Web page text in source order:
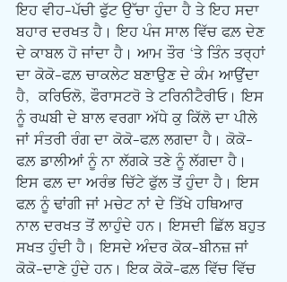
ਇਹ ਵੀਹ-ਪੱਚੀ ਫੁੱਟ ਉੱਚਾ ਹੁੰਦਾ ਹੈ ਤੇ ਇਹ ਸਦਾ
ਬਹਾਰ ਦਰਖਤ ਹੈ। ਇਹ ਪੰਜ ਸਾਲ ਵਿੱਚ ਫਲ਼ ਦੇਣ
ਦੇ ਕਾਬਲ ਹੋ ਜਾਂਦਾ ਹੈ। ਆਮ ਤੌਰ ‘ਤੇ ਤਿੰਨ ਤਰ੍ਹਾਂ
ਦਾ ਕੋਕੋ-ਫਲ਼ ਚਾਕਲੇਟ ਬਣਾਉਣ ਦੇ ਕੰਮ ਆਉਂਦਾ
ਹੈ,  ਕਰਿਓਲੋ, ਫੌਰਾਸਟਰੋ ਤੇ ਟਰਿਨੀਟੈਰੀਓ। ਇਸ
ਨੂੰ ਰਘਬੀ ਦੇ ਬਾਲ ਵਰਗਾ ਅੱਧੇ ਕੁ ਕਿੱਲੋ ਦਾ ਪੀਲੇ
ਜਾਂ ਸੰਤਰੀ ਰੰਗ ਦਾ ਕੋਕੋ-ਫਲ਼ ਲਗਦਾ ਹੈ। ਕੋਕੋ-
ਫਲ਼ ਡਾਲੀਆਂ ਨੂੰ ਨਾ ਲੱਗਕੇ ਤਣੇ ਨੂੰ ਲੱਗਦਾ ਹੈ।
ਇਸ ਫਲ਼ ਦਾ ਅਰੰਭ ਚਿੱਟੇ ਫੁੱਲ ਤੋਂ ਹੁੰਦਾ ਹੈ। ਇਸ
ਫਲ਼ ਨੂੰ ਢਾਂਗੀ ਜਾਂ ਮਚੇਟ ਨਾਂ ਦੇ ਤਿੱਖੇ ਹਥਿਆਰ
ਨਾਲ ਦਰਖਤ ਤੋਂ ਲਾਹੁੰਦੇ ਹਨ। ਇਸਦੀ ਛਿੱਲ ਬਹੁਤ
ਸਖਤ ਹੁੰਦੀ ਹੈ। ਇਸਦੇ ਅੰਦਰ ਕੋਕ-ਬੀਨਜ਼ ਜਾਂ
ਕੋਕੋ-ਦਾਣੇ ਹੁੰਦੇ ਹਨ। ਇਕ ਕੋਕੋ-ਫਲ਼ ਵਿੱਚ ਵਿੱਚ